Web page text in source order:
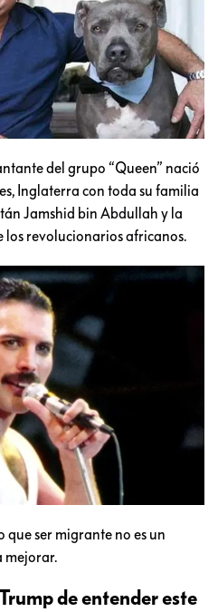
del grupo “Queen” nació
Inglaterra con toda su familia
Jamshid bin Abdullah y la
los revolucionarios africanos.
que ser migrante no es un
mejorar.
de entender este